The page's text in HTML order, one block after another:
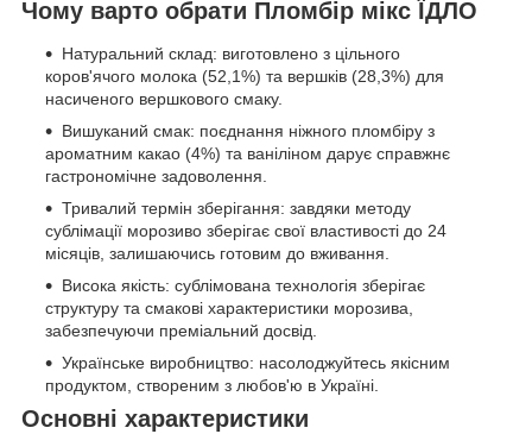
Чому варто обрати Пломбір мікс ЇДЛО
Натуральний склад: виготовлено з цільного
коров'ячого молока (52,1%) та вершків (28,3%) для
насиченого вершкового смаку.
Вишуканий смак: поєднання ніжного пломбіру з
ароматним какао (4%) та ваніліном дарує справжнє
гастрономічне задоволення.
Тривалий термін зберігання: завдяки методу
сублімації морозиво зберігає свої властивості до 24
місяців, залишаючись готовим до вживання.
Висока якість: сублімована технологія зберігає
структуру та смакові характеристики морозива,
забезпечуючи преміальний досвід.
Українське виробництво: насолоджуйтесь якісним
продуктом, створеним з любов'ю в Україні.
Основні характеристики